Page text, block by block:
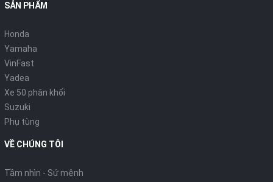
SẢN PHẨM
Honda
Yamaha
VinFast
Yadea
Xe 50 phân khối
Suzuki
Phụ tùng
VỀ CHÚNG TÔI
Tầm nhìn - Sứ mệnh